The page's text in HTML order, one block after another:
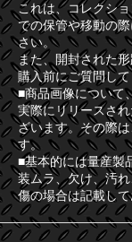
これは、コレクシ
での保管や移動の
さい。
また、開封された
購入前にご質問し
■商品画像について
実際にリリースさ
ざいます。その際
す。
■基本的には量産製
装ムラ、欠け、汚
傷の場合は記載し